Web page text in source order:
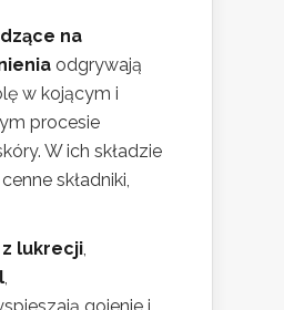
na
odgrywają
w kojącym i
procesie
W ich składzie
składniki,
lukrecji
gojenie i